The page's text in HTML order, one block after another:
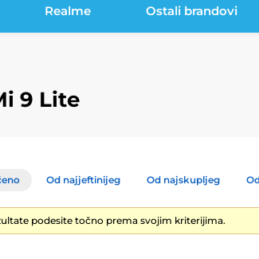
Realme Ostali brandovi
9 Lite
Od najjeftinijeg Od najskupljeg
podesite točno prema svojim kriterijima.